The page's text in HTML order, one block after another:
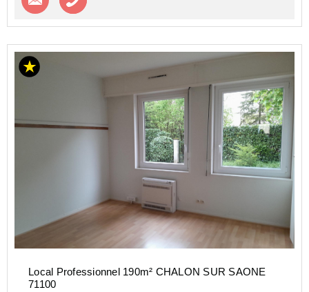
Local Professionnel 190m² CHALON SUR SAONE
71100